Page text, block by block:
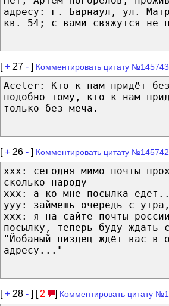
адресу: г. Барнаул, ул.
кв. 54; с вами свяжутся не
[+ 27 - ] Комментировать цитату №145743
Aceler: Кто к нам придёт
подобно тому, кто к нам
только без меча.
[+ 26 - ] Комментировать цитату №145742
xxx: сегодня мимо почты
сколько народу
xxx: а ко мне посылка
yyy: займешь очередь с
xxx: я на сайте почты
посылку, теперь буду ждать
"Йобаный пиздец ждёт вас в
адресу..."
[+ 28 - ] [ 2 ] Комментировать цитату